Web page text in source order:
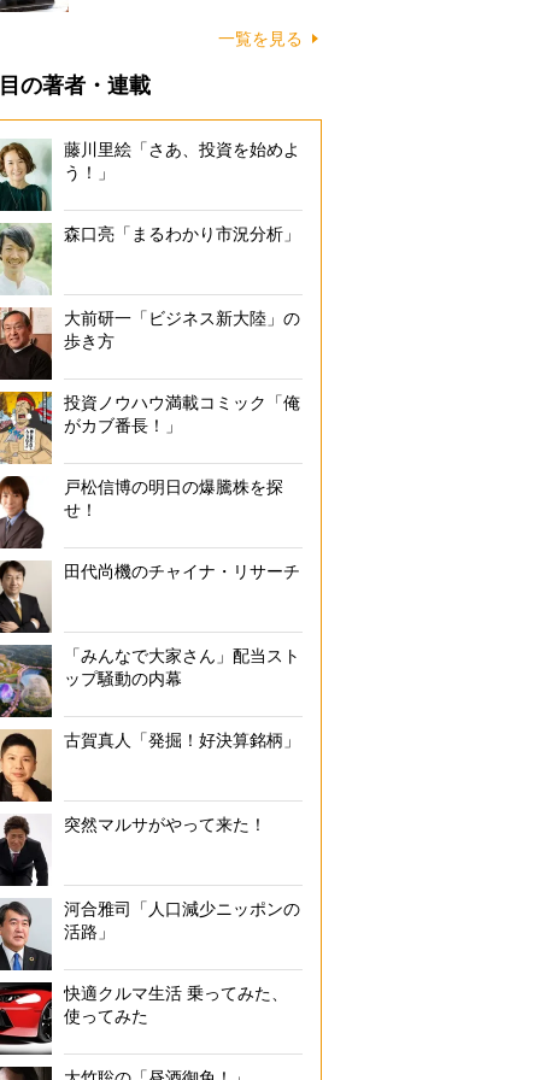
一覧を見る
の著者・連載
藤川里絵「さあ、投資を始めよ
う！」
森口亮「まるわかり市況分析」
大前研一「ビジネス新大陸」の
歩き方
投資ノウハウ満載コミック「俺
がカブ番長！」
戸松信博の明日の爆騰株を探
せ！
田代尚機のチャイナ・リサーチ
「みんなで大家さん」配当スト
ップ騒動の内幕
古賀真人「発掘！好決算銘柄」
突然マルサがやって来た！
河合雅司「人口減少ニッポンの
活路」
快適クルマ生活 乗ってみた、
使ってみた